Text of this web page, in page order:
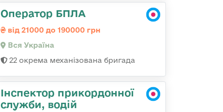
Оператор БПЛА
від 21000 до 190000 грн
Вся Україна
22 окрема механізована бригада
Інспектор прикордонної
служби, водій